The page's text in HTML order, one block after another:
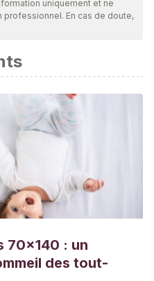
de cet article a été
P, Fadnes LT, Keum N,
E, Vatten LJ, Tonstad S.
the risk of cardiovascular
mortality-a systematic
analysis of prospective
1;46(3):1029-1056. doi:
PMCID: PMC5837313.
N-3 (Omega-3) Fatty Acids:
and Potential Role in
Neuropsychiatric Disorders.
2018;17(3):216-232. doi:
uniquement et ne
professionnel. En cas de doute,
70x140 : un
des tout-